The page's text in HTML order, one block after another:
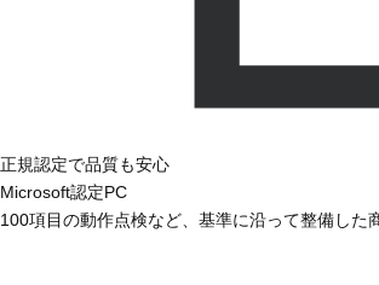
正規認定で品質も安心
Microsoft認定PC
100項目の動作点検など、基準に沿って整備し